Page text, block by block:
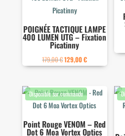
POIGNÉE TACTIQUE LAMPE
400 LUMEN UTG – Fixation
Picatinny
179,00€Le
était :
179,00 €.
129,00€Le
est :
129,00 €.
Point Rouge VENOM – Red
Dot 6 Moa Vortex Optics